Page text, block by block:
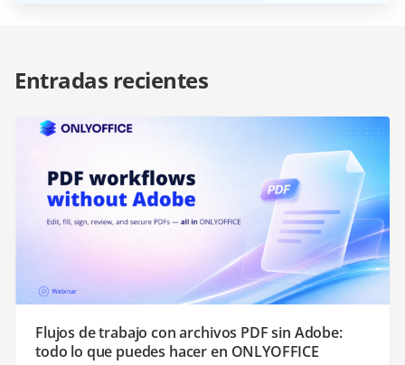
Entradas recientes
Flujos de trabajo con archivos PDF sin Adobe:
todo lo que puedes hacer en ONLYOFFICE